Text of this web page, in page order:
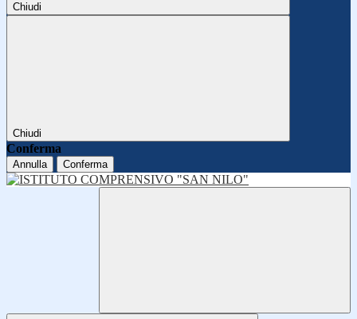
Chiudi
Chiudi
Conferma
Annulla Conferma